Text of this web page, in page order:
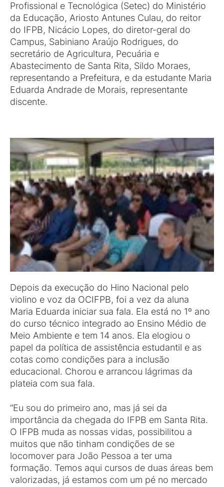
Profissional e Tecnológica (Setec) do Ministério
da Educação, Ariosto Antunes Culau, do reitor
do IFPB, Nicácio Lopes, do diretor-geral do
Campus, Sabiniano Araújo Rodrigues, do
secretário de Agricultura, Pecuária e
Abastecimento de Santa Rita, Sildo Moraes,
representando a Prefeitura, e da estudante Maria
Eduarda Andrade de Morais, representante
discente.
Depois da execução do Hino Nacional pelo
violino e voz da OCIFPB, foi a vez da aluna
Maria Eduarda iniciar sua fala. Ela está no 1º ano
do curso técnico integrado ao Ensino Médio de
Meio Ambiente e tem 14 anos. Ela elogiou o
papel da política de assistência estudantil e as
cotas como condições para a inclusão
educacional. Chorou e arrancou lágrimas da
plateia com sua fala.
“Eu sou do primeiro ano, mas já sei da
importância da chegada do IFPB em Santa Rita.
O IFPB muda as nossas vidas, possibilitou a
muitos que não tinham condições de se
locomover para João Pessoa a ter uma
formação. Temos aqui cursos de duas áreas bem
valorizadas, já estamos com um pé no mercado